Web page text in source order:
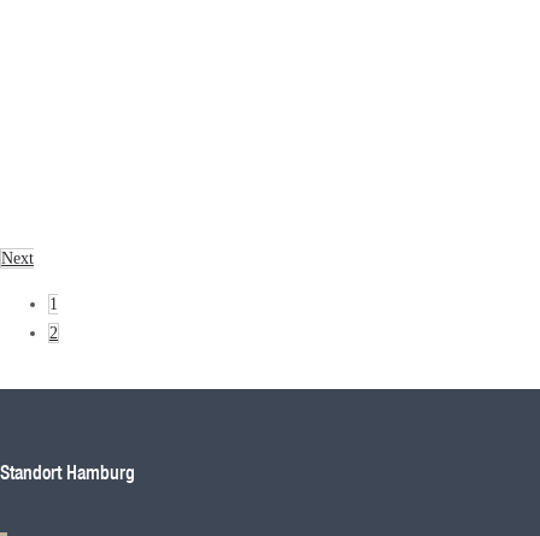
Next
1
2
Standort Hamburg